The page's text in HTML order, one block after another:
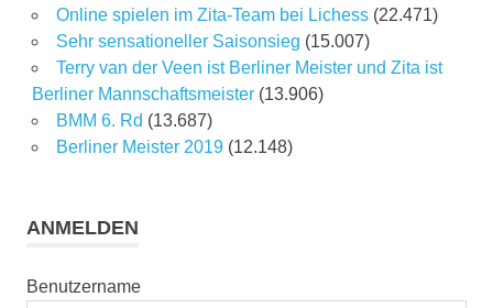
Online spielen im Zita-Team bei Lichess (22.471)
Sehr sensationeller Saisonsieg (15.007)
Terry van der Veen ist Berliner Meister und Zita ist
Berliner Mannschaftsmeister (13.906)
BMM 6. Rd (13.687)
Berliner Meister 2019 (12.148)
ANMELDEN
Benutzername